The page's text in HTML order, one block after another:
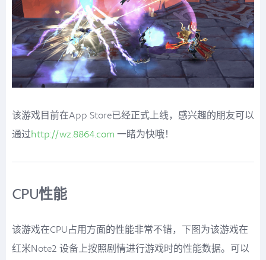
该游戏目前在App Store已经正式上线，感兴趣的朋友可以
通过http://wz.8864.com 一睹为快哦！
CPU性能
该游戏在CPU占用方面的性能非常不错，下图为该游戏在
红米Note2 设备上按照剧情进行游戏时的性能数据。可以